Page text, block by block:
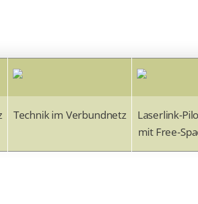
Technik im Verbundnetz
Laserlink-
mit Free-